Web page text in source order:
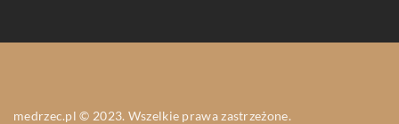
medrzec.pl © 2023. Wszelkie prawa zastrzeżone.